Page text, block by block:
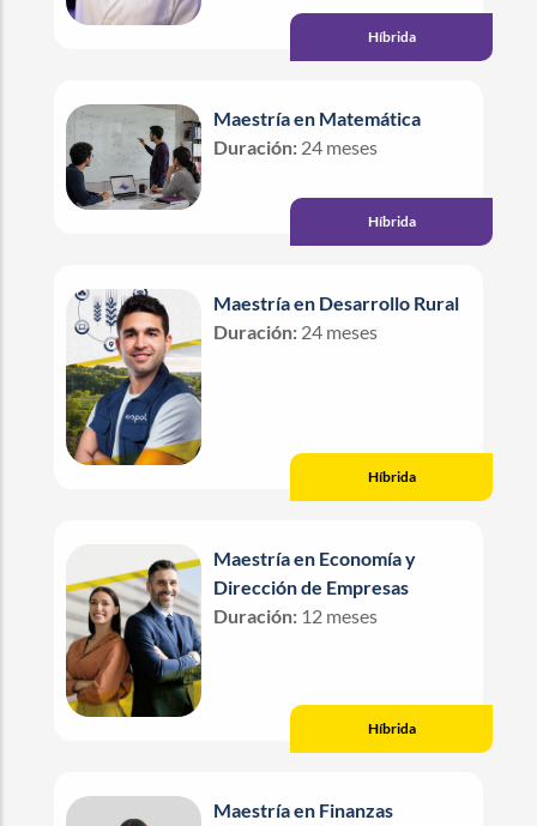
Híbrida
Maestría en Matemática
Duración: 24 meses
Híbrida
Maestría en Desarrollo Rural
Duración: 24 meses
Híbrida
Maestría en Economía y
Dirección de Empresas
Duración: 12 meses
Híbrida
Maestría en Finanzas